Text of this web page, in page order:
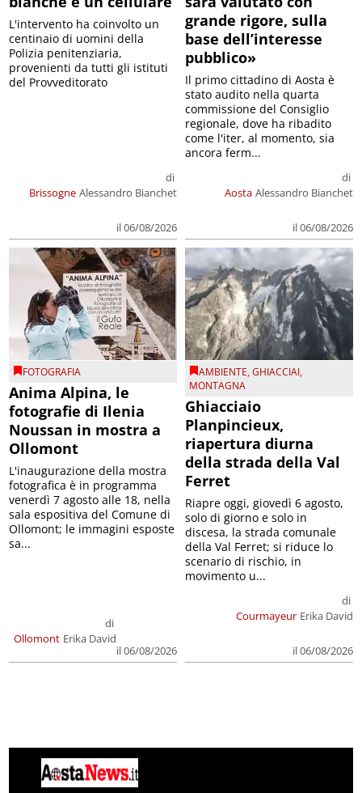
Brissogne
di
Alessandro Bianchet
il 06/08/2026
L'intervento ha coinvolto un
centinaio di uomini della
Polizia penitenziaria,
provenienti da tutti gli istituti
del Provveditorato
grande rigore, sulla
base dell’interesse
pubblico»
Aosta
di
Alessandro Bianchet
il 06/08/2026
Il primo cittadino di Aosta è
stato audito nella quarta
commissione del Consiglio
regionale, dove ha ribadito
come l'iter, al momento, sia
ancora ferm...
FOTOGRAFIA
Anima Alpina, le
fotografie di Ilenia
Noussan in mostra a
Ollomont
Ollomont
di
Erika David
il 06/08/2026
L'inaugurazione della mostra
fotografica è in programma
venerdì 7 agosto alle 18, nella
sala espositiva del Comune di
Ollomont; le immagini esposte
sa...
AMBIENTE,GHIACCIAI,
MONTAGNA
Ghiacciaio
Planpincieux,
riapertura diurna
della strada della Val
Ferret
Courmayeur
di
Erika David
il 06/08/2026
Riapre oggi, giovedì 6 agosto,
solo di giorno e solo in
discesa, la strada comunale
della Val Ferret; si riduce lo
scenario di rischio, in
movimento u...